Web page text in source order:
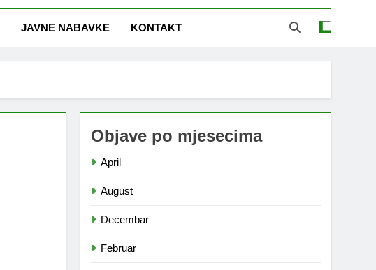
JAVNE NABAVKE KONTAKT
Objave po mjesecima
April
August
Decembar
Februar